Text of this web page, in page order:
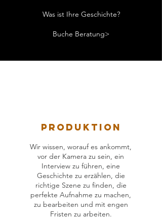
Was ist Ihre Geschichte?
Buche Beratung>
Produktion
Wir wissen, worauf es ankommt,
vor der Kamera zu sein, ein
Interview zu führen, eine
Geschichte zu erzählen, die
richtige Szene zu finden, die
perfekte Aufnahme zu machen,
zu bearbeiten und mit engen
Fristen zu arbeiten.